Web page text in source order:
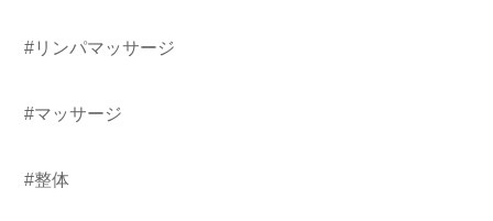
#リンパマッサージ
#マッサージ
#整体